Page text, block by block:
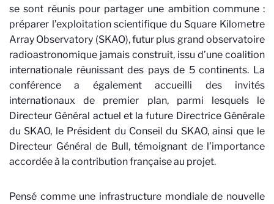
se sont réunis pour partager une ambition commune :
préparer l’exploitation scientifique du Square Kilometre
Array Observatory (SKAO), futur plus grand observatoire
radioastronomique jamais construit, issu d’une coalition
internationale réunissant des pays de 5 continents. La
conférence a également accueilli des invités
internationaux de premier plan, parmi lesquels le
Directeur Général actuel et la future Directrice Générale
du SKAO, le Président du Conseil du SKAO, ainsi que le
Directeur Général de Bull, témoignant de l’importance
accordée à la contribution française au projet.
Pensé comme une infrastructure mondiale de nouvelle